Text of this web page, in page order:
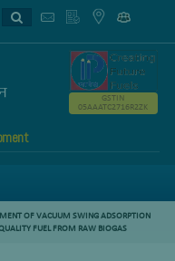
GSTIN
05AAATC2716R2ZK
OF VACUUM SWING ADSORPTION
FUEL FROM RAW BIOGAS